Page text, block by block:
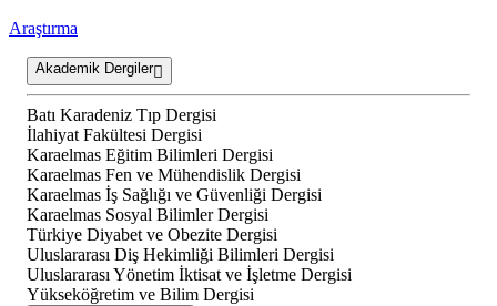
Araştırma
Akademik Dergiler
Batı Karadeniz Tıp Dergisi
İlahiyat Fakültesi Dergisi
Karaelmas Eğitim Bilimleri Dergisi
Karaelmas Fen ve Mühendislik Dergisi
Karaelmas İş Sağlığı ve Güvenliği Dergisi
Karaelmas Sosyal Bilimler Dergisi
Türkiye Diyabet ve Obezite Dergisi
Uluslararası Diş Hekimliği Bilimleri Dergisi
Uluslararası Yönetim İktisat ve İşletme Dergisi
Yükseköğretim ve Bilim Dergisi